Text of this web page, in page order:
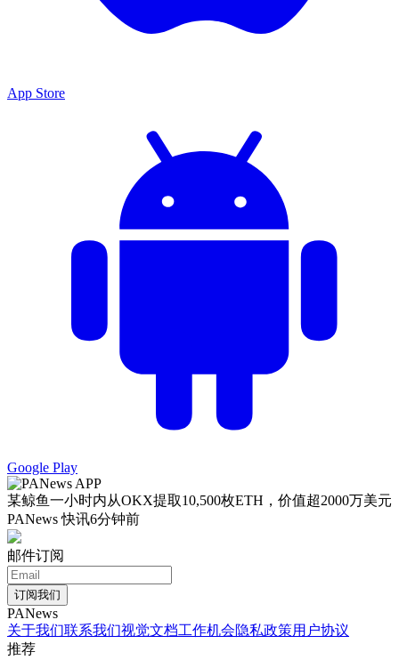
App Store
Google Play
某鲸鱼一小时内从OKX提取10,500枚ETH，价值超2000万美元
PANews 快讯6分钟前
邮件订阅
订阅我们
PANews
关于我们联系我们视觉文档工作机会隐私政策用户协议
推荐